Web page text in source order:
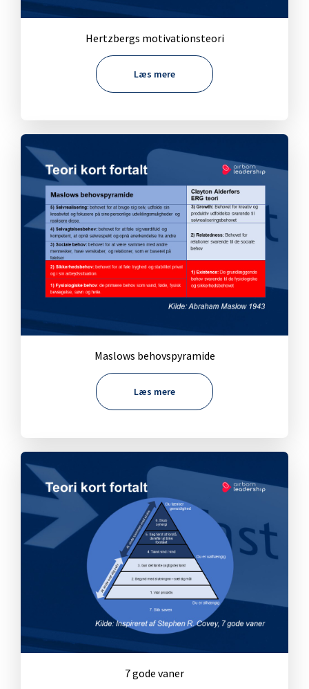
Hertzbergs motivationsteori
Læs mere
Maslows behovspyramide
Læs mere
7 gode vaner